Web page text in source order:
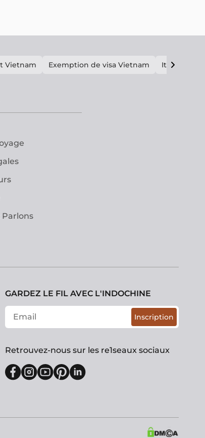
Vietnam Exemption de visa Vietnam Itinéraire
Parlons
GARDEZ LE FIL AVEC L'INDOCHINE
Inscription
Retrouvez-nous sur les re1seaux sociaux